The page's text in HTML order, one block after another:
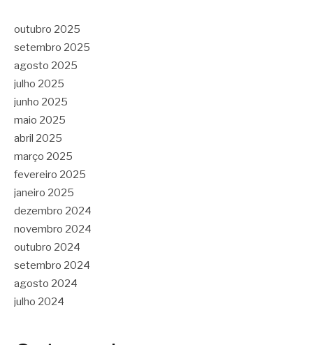
outubro 2025
setembro 2025
agosto 2025
julho 2025
junho 2025
maio 2025
abril 2025
março 2025
fevereiro 2025
janeiro 2025
dezembro 2024
novembro 2024
outubro 2024
setembro 2024
agosto 2024
julho 2024